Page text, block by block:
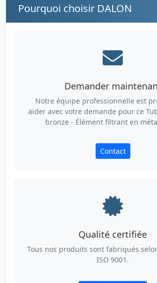
Pourquoi choisir DALON
Demander
Notre équipe professionnelle est
aider avec votre demande pour ce
bronze - Élément filtrant en
Contact
Qualité certifiée
Tous nos produits sont fabriqués
ISO 9001.